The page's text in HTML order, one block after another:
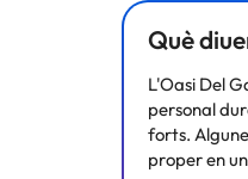
Què
L'Oasi Del
personal
forts.
proper en